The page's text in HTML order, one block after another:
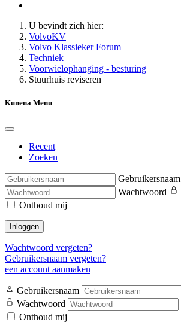
U bevindt zich hier:
VolvoKV
Volvo Klassieker Forum
Techniek
Voorwielophanging - besturing
Stuurhuis reviseren
Kunena Menu
Recent
Zoeken
Gebruikersnaam
Wachtwoord
Onthoud mij
Inloggen
Wachtwoord vergeten?
Gebruikersnaam vergeten?
een account aanmaken
Gebruikersnaam
Wachtwoord
Onthoud mij